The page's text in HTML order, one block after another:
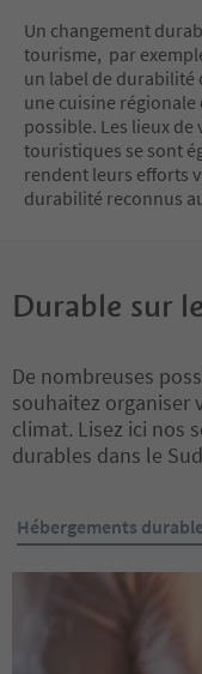
Un changement
tourisme, par
un label de durabilité
une cuisine
possible. Les lieux
touristiques se sont
rendent leurs efforts
durabilité reconnus
Durable sur
De nombreuses
souhaitez organiser
climat. Lisez ici nos
durables dans le
Hébergements